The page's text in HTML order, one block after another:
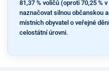
81,37 % voličů (oproti 70,25 %
naznačovat silnou občanskou
místních obyvatel o veřejné
celostátní úrovni.